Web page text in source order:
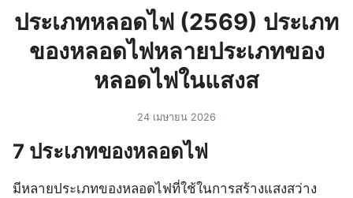
ประเภทหลอดไฟ (2569) ประเภท
ของหลอดไฟหลายประเภทของ
หลอดไฟในแสงส
24 เมษายน 2026
7 ประเภทของหลอดไฟ
มีหลายประเภทของหลอดไฟที่ใช้ในการสร้างแสงสว่าง